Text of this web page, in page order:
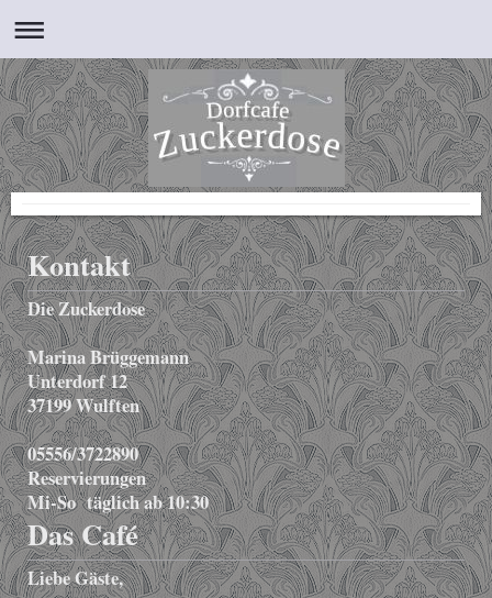
Kontakt
Die Zuckerdose
Marina Brüggemann
Unterdorf 12
37199 Wulften
05556/3722890
Reservierungen
Mi-So täglich ab 10:30
Das Café
Liebe Gäste,